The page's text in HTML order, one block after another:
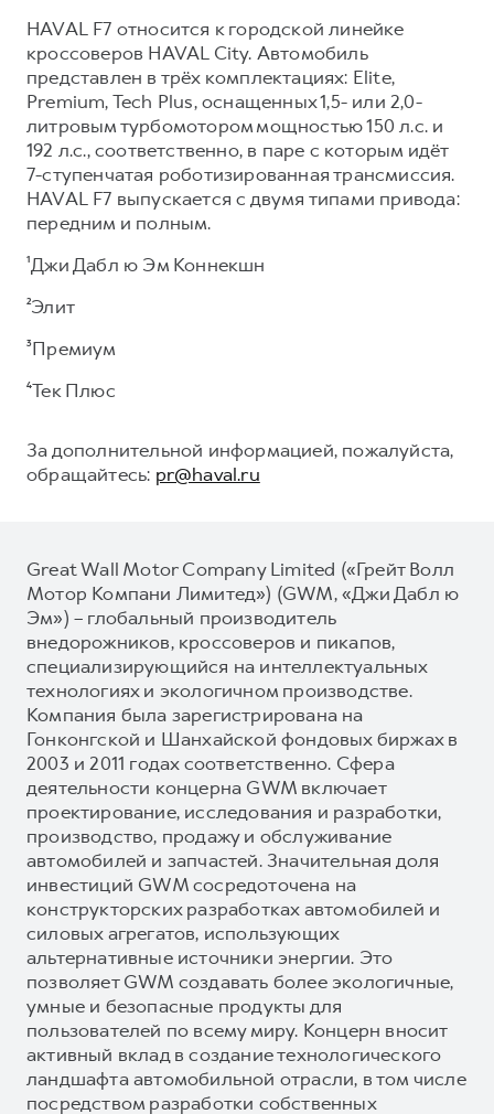
HAVAL F7 относится к городской линейке
кроссоверов HAVAL City. Автомобиль
представлен в трёх комплектациях: Elite,
Premium, Tech Plus, оснащенных 1,5- или 2,0-
литровым турбомотором мощностью 150 л.с. и
192 л.с., соответственно, в паре с которым идёт
7-ступенчатая роботизированная трансмиссия.
HAVAL F7 выпускается с двумя типами привода:
передним и полным.
¹Джи Дабл ю Эм Коннекшн
²Элит
³Премиум
⁴Тек Плюс
За дополнительной информацией, пожалуйста,
обращайтесь: pr@haval.ru
Great Wall Motor Company Limited («Грейт Волл
Мотор Компани Лимитед») (GWM, «Джи Дабл ю
Эм») – глобальный производитель
внедорожников, кроссоверов и пикапов,
специализирующийся на интеллектуальных
технологиях и экологичном производстве.
Компания была зарегистрирована на
Гонконгской и Шанхайской фондовых биржах в
2003 и 2011 годах соответственно. Сфера
деятельности концерна GWM включает
проектирование, исследования и разработки,
производство, продажу и обслуживание
автомобилей и запчастей. Значительная доля
инвестиций GWM сосредоточена на
конструкторских разработках автомобилей и
силовых агрегатов, использующих
альтернативные источники энергии. Это
позволяет GWM создавать более экологичные,
умные и безопасные продукты для
пользователей по всему миру. Концерн вносит
активный вклад в создание технологического
ландшафта автомобильной отрасли, в том числе
посредством разработки собственных